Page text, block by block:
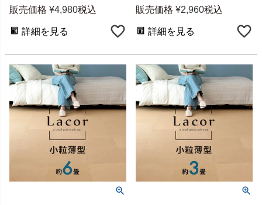
販売価格 ¥4,980税込
詳細を見る
販売価格 ¥2,960税込
詳細を見る